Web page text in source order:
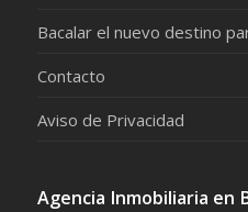
Bacalar el nuevo destino
Contacto
Aviso de Privacidad
Agencia Inmobiliaria en